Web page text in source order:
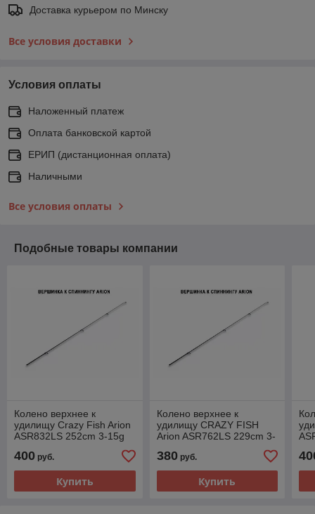
Доставка курьером по Минску
Все условия доставки
Условия оплаты
Наложенный платеж
Оплата банковской картой
ЕРИП (дистанционная оплата)
Наличными
Все условия оплаты
Подобные товары компании
Колено верхнее к
удилищу Crazy Fish Arion
ASR832LS 252cm 3-15g
400 руб.
Купить
Колено верхнее к
удилищу CRAZY FISH
Arion ASR762LS 229cm 3-
380руб.
Купить